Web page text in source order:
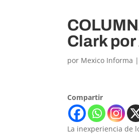
Clark
por Mexico Informa |
Compartir
La inexperiencia de